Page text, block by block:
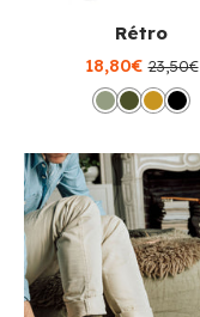
Rétro
18,80€ 23,50€